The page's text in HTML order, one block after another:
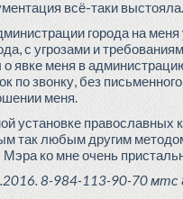
всё-таки выстояла.
города на
с угрозами и
явке меня в
по звонку, без
меня.
установке
так любым другим
ко мне очень
8-984-113-90-70